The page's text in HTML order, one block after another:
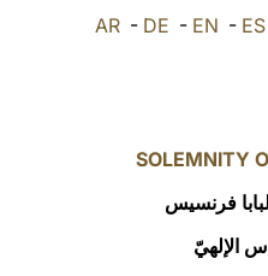
AR - DE - EN - ES
SOLEMNITY
فرنسيس
الإلهيّ